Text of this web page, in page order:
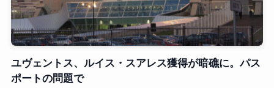
ユヴェントス、ルイス・スアレス獲得が暗礁に。パス
ポートの問題で